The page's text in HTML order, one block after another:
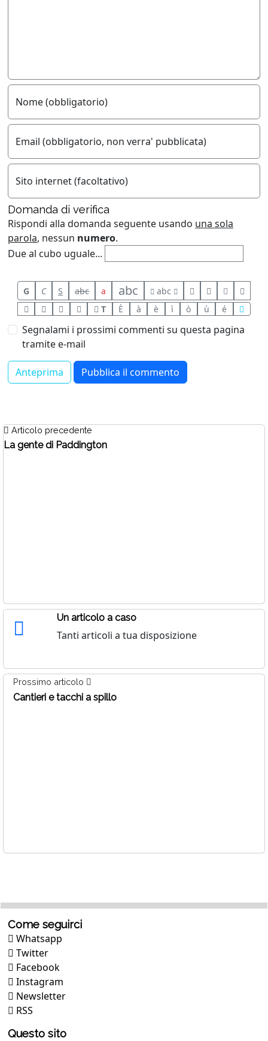
Nome (obbligatorio)
Email (obbligatorio, non verra' pubblicata)
Sito internet (facoltativo)
Domanda di verifica
Rispondi alla domanda seguente usando una sola
parola, nessun numero.
Due al cubo uguale...
G C S abc a abc
abc
T
È à è ì ò ù é
Segnalami i prossimi commenti su questa pagina
tramite e-mail
Articolo precedente
La gente di Paddington
Un articolo a caso
Tanti articoli a tua disposizione
Prossimo articolo
Cantieri e tacchi a spillo
Come seguirci
Whatsapp
Twitter
Facebook
Instagram
Newsletter
RSS
Questo sito